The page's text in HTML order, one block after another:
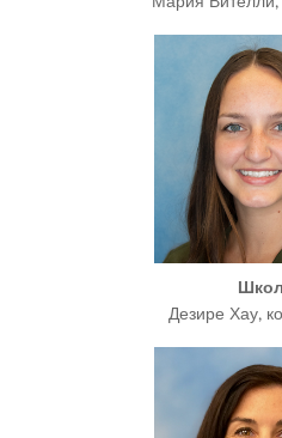
Дезире Хау,